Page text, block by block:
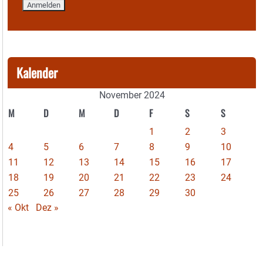
Kalender
November 2024
M D M D F S S
1 2
3
4
5 6 7 8 9
10
11
12 13 14 15 16
17
18
19 20 21 22 23
24
25
26 27 28 29
30
« Okt
Dez »